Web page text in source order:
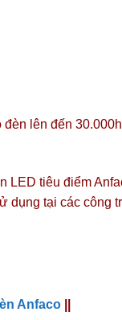
lên đến 30.000h
tiêu điểm
tại các công
Anfaco